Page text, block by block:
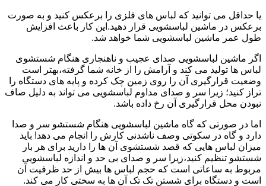
یا حداقل می توانید که لباس های فلزی را برعکس کنید و به صورت
برعکس در ماشین لباسشویی قرار دهید.این کار باعث افزایش
طول عمر ماشین لباسشویی شما خواهد شد.
اگر ماشین لباسشویی صدای عجیب و ناهنجاری هنگام شستشوی
لباس ها تولید می کند و آرامش را از خانه شما گرفته،بهتر است
وضعیت قرارگیری آن را روی زمین چک کرده و پایه های دستگاه را
تراز کنید؛ زیرا سر و صدای مداوم لباسشویی می تواند به دلیل صاف
نبودن محل قرارگیری آن رخ داده باشد.
اما در صورتی که گاه ماشین لباسشویی هنگام شستشو سر و صدا
دارد و گاه در سکوتی وصف ناشدنی کارش را انجام می دهد! باید
میزان لباس هایی که قصد شستشوی آن ها را دارید برای هر بار
شستشو تنظیم کنید،زیرا سر و صدای بی حد و اندازه لباسشویی
مربوط به ساعاتی است که حجم لباس ها بیش از حد ظرفیت آن
است و دستگاه برای شستن تک تک آن ها به سختی کار می کند.